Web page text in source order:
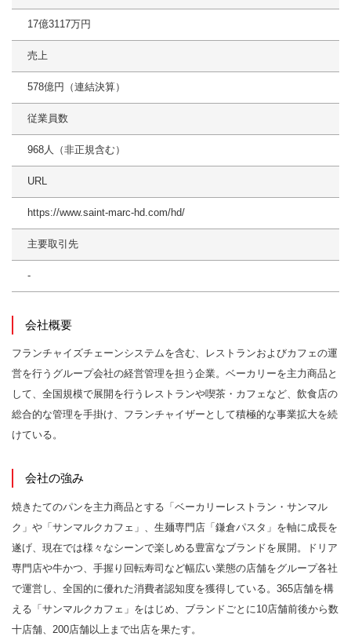
17億3117万円
売上
578億円（連結決算）
従業員数
968人（非正規含む）
URL
https://www.saint-marc-hd.com/hd/
主要取引先
-
会社概要
フランチャイズチェーンシステムを含む、レストランおよびカフェの運
営を行うグループ会社の経営管理を担う企業。ベーカリーを主力商品と
して、全国規模で展開を行うレストランや喫茶・カフェなど、飲食店の
総合的な管理を手掛け、フランチャイザーとして積極的な事業拡大を続
けている。
会社の強み
焼きたてのパンを主力商品とする「ベーカリーレストラン・サンマル
ク」や「サンマルクカフェ」、生麺専門店「鎌倉パスタ」を軸に成長を
遂げ、現在では様々なシーンで楽しめる豊富なブランドを展開。ドリア
専門店や牛かつ、手握り回転寿司など幅広い業態の店舗をグループ各社
で運営し、全国的に優れた消費者認知度を獲得している。365店舗を構
える「サンマルクカフェ」をはじめ、ブランドごとに10店舗前後から数
十店舗、200店舗以上まで出店を果たす。